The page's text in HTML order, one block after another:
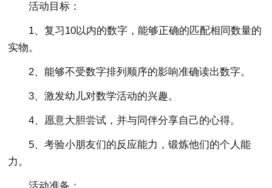
活动目标：
1、复习10以内的数字，能够正确的匹配相同数量的
实物。
2、能够不受数字排列顺序的影响准确读出数字。
3、激发幼儿对数学活动的兴趣。
4、愿意大胆尝试，并与同伴分享自己的心得。
5、考验小朋友们的反应能力，锻炼他们的个人能
力。